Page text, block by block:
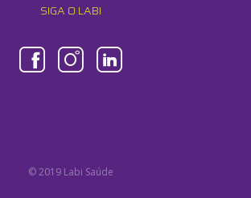
SIGA O LABI
© 2019 Labi Saúde